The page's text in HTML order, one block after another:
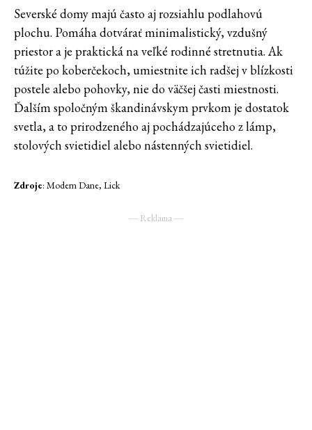
Severské domy majú často aj rozsiahlu podlahovú
plochu. Pomáha dotvárať minimalistický, vzdušný
priestor a je praktická na veľké rodinné stretnutia. Ak
túžite po koberčekoch, umiestnite ich radšej v blízkosti
postele alebo pohovky, nie do väčšej časti miestnosti.
Ďalším spoločným škandinávskym prvkom je dostatok
svetla, a to prirodzeného aj pochádzajúceho z lámp,
stolových svietidiel alebo nástenných svietidiel.
Zdroje: Modern Dane, Lick
― Reklama ―